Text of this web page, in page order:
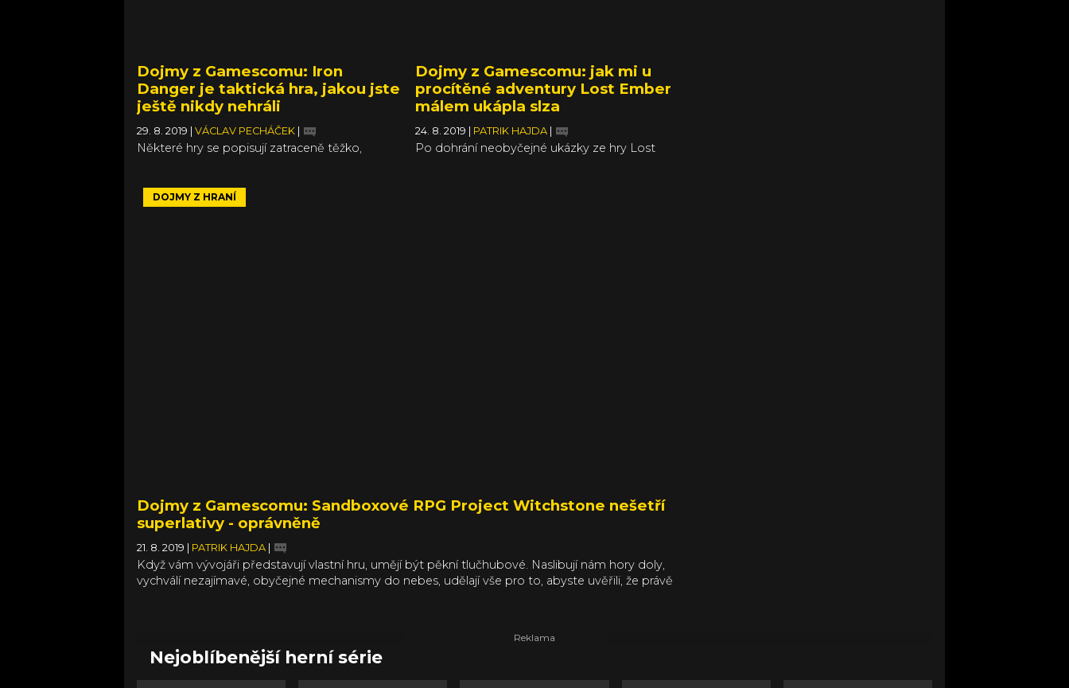
Dojmy z Gamescomu: Iron
Danger je taktická hra, jakou jste
ještě nikdy nehráli
29. 8. 2019 VÁCLAV PECHÁČEK
Některé hry se popisují zatraceně těžko,
detailnější popis stojí, což je i případ Iron
Dojmy z Gamescomu: jak mi u
procítěné adventury Lost Ember
málem ukápla slza
24. 8. 2019 PATRIK HAJDA
Po dohrání neobyčejné ukázky ze hry Lost
DOJMY Z HRANÍ
Dojmy z Gamescomu: Sandboxové RPG Project Witchstone nešetří
superlativy - oprávněně
21. 8. 2019 PATRIK HAJDA
Když vám vývojáři představují vlastní hru, umějí být pěkní tlučhubové. Naslibují nám hory doly,
vychválí nezajímavé, obyčejné mechanismy do nebes, udělají vše pro to, abyste uvěřili, že právě
Nejoblíbenější herní série